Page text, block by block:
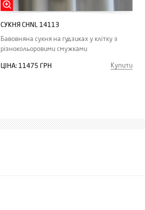
СУКНЯ CHNL 14113
Бавовняна сукня на гудзиках у клітку з
різнокольоровими смужками
ЦІНА: 11475 ГРН Купити